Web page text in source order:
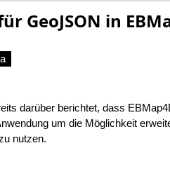
GeoJSON in
darüber berichtet, dass
um die Möglichkeit
nutzen.